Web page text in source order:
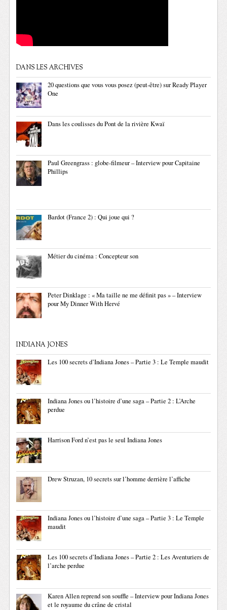
DANS LES ARCHIVES
20 questions que vous vous posez (peut-être) sur Ready Player
One
Dans les coulisses du Pont de la rivière Kwaï
Paul Greengrass : globe-filmeur – Interview pour Capitaine
Phillips
Bardot (France 2) : Qui joue qui ?
Métier du cinéma : Concepteur son
Peter Dinklage : « Ma taille ne me définit pas » – Interview
pour My Dinner With Hervé
INDIANA JONES
Les 100 secrets d’Indiana Jones – Partie 3 : Le Temple maudit
Indiana Jones ou l’histoire d’une saga – Partie 2 : L’Arche
perdue
Harrison Ford n’est pas le seul Indiana Jones
Drew Struzan, 10 secrets sur l’homme derrière l’affiche
Indiana Jones ou l’histoire d’une saga – Partie 3 : Le Temple
maudit
Les 100 secrets d’Indiana Jones – Partie 2 : Les Aventuriers de
l’arche perdue
Karen Allen reprend son souffle – Interview pour Indiana Jones
et le royaume du crâne de cristal